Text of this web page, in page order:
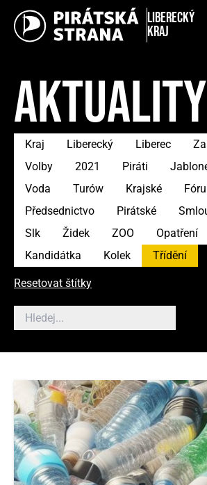
Liberecký
kraj
AKTUALITY
Kraj Liberecký Liberec
Volby
2021 Piráti
Voda
Turów Krajské
Předsednictvo
Pirátské
Slk
Židek ZOO Opatření
Kandidátka
Kolek Třídění
Resetovat štítky